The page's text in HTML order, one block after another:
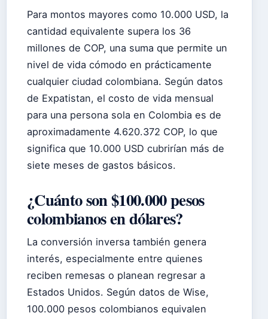
Para montos mayores como 10.000 USD, la
cantidad equivalente supera los 36
millones de COP, una suma que permite un
nivel de vida cómodo en prácticamente
cualquier ciudad colombiana. Según datos
de Expatistan, el costo de vida mensual
para una persona sola en Colombia es de
aproximadamente 4.620.372 COP, lo que
significa que 10.000 USD cubrirían más de
siete meses de gastos básicos.
¿Cuánto son $100.000 pesos
colombianos en dólares?
La conversión inversa también genera
interés, especialmente entre quienes
reciben remesas o planean regresar a
Estados Unidos. Según datos de Wise,
100.000 pesos colombianos equivalen